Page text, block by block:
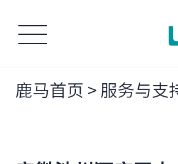
鹿马首页 > 服务与支